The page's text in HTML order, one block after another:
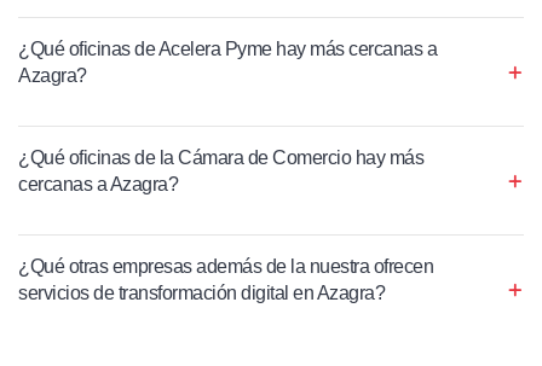
¿Qué oficinas de Acelera Pyme hay más cercanas a
Azagra?
¿Qué oficinas de la Cámara de Comercio hay más
cercanas a Azagra?
¿Qué otras empresas además de la nuestra ofrecen
servicios de transformación digital en Azagra?